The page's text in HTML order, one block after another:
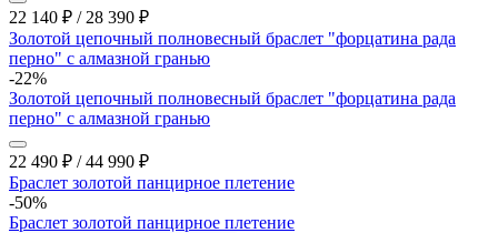
22 140 ₽ / 28 390 ₽
Золотой цепочный полновесный браслет "форцатина рада
перно" с алмазной гранью
-22%
Золотой цепочный полновесный браслет "форцатина рада
перно" с алмазной гранью
22 490 ₽ / 44 990 ₽
Браслет золотой панцирное плетение
-50%
Браслет золотой панцирное плетение